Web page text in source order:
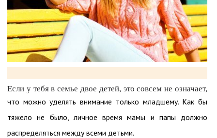
Если у тебя в семье двое детей, это совсем не означает,
что можно уделять внимание только младшему. Как бы
тяжело не было, личное время мамы и папы должно
распределяться между всеми детьми.